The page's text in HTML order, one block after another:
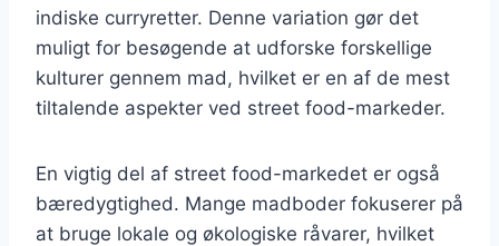
indiske curryretter. Denne variation gør det
muligt for besøgende at udforske forskellige
kulturer gennem mad, hvilket er en af de mest
tiltalende aspekter ved street food-markeder.
En vigtig del af street food-markedet er også
bæredygtighed. Mange madboder fokuserer på
at bruge lokale og økologiske råvarer, hvilket